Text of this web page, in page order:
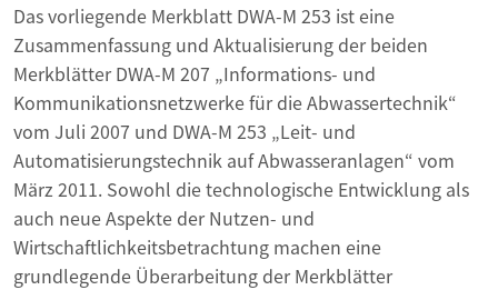
Das vorliegende Merkblatt DWA-M 253 ist eine
Zusammenfassung und Aktualisierung der beiden
Merkblätter DWA-M 207 „Informations- und
Kommunikationsnetzwerke für die Abwassertechnik“
vom Juli 2007 und DWA-M 253 „Leit- und
Automatisierungstechnik auf Abwasseranlagen“ vom
März 2011. Sowohl die technologische Entwicklung als
auch neue Aspekte der Nutzen- und
Wirtschaftlichkeitsbetrachtung machen eine
grundlegende Überarbeitung der Merkblätter